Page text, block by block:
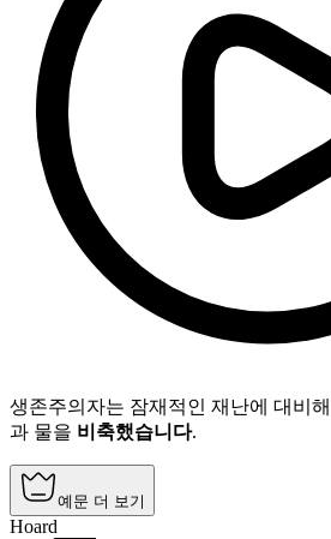
생존주의자는 잠재적인 재난에 대비
과 물을 비축했습니다.
예문 더 보기
Hoard